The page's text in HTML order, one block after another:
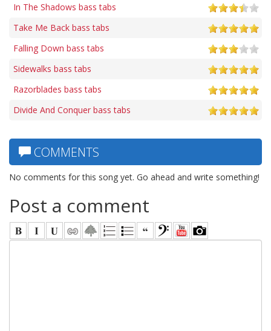
In The Shadows bass tabs
Take Me Back bass tabs
Falling Down bass tabs
Sidewalks bass tabs
Razorblades bass tabs
Divide And Conquer bass tabs
COMMENTS
No comments for this song yet. Go ahead and write something!
Post a comment